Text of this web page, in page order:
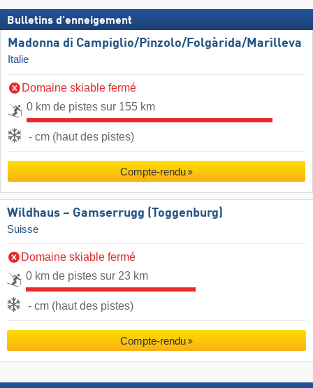
Bulletins d'enneigement
Madonna di Campiglio/​Pinzolo/​Folgàrida/​Marilleva
Italie
Domaine skiable fermé
0 km de pistes sur 155 km
- cm (haut des pistes)
Compte-rendu
Wildhaus – Gamserrugg (Toggenburg)
Suisse
Domaine skiable fermé
0 km de pistes sur 23 km
- cm (haut des pistes)
Compte-rendu